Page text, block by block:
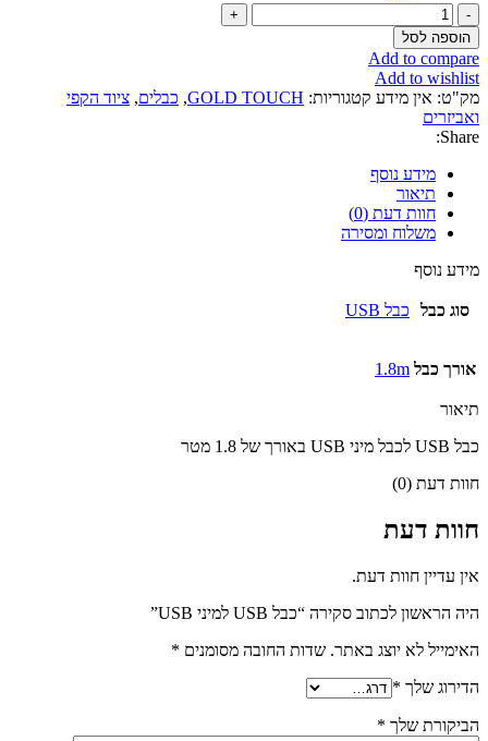
כמות
של
כבל
USB
למיני
USB
הוספה לסל
Add to compare
Add to wishlist
מק"ט: אין מידע קטגוריות: GOLD TOUCH
, כבלים, ציוד הקפי
ואביזרים
Share:
מידע נוסף
תיאור
חוות דעת (0)
משלוח ומסירה
מידע נוסף
סוג כבל כבל USB
אורך כבל 1.8m
תיאור
כבל USB לכבל מיני USB באורך של 1.8 מטר
חוות דעת (0)
חוות דעת
אין עדיין חוות דעת.
היה הראשון לכתוב סקירה “כבל USB למיני USB”
האימייל לא יוצג באתר. שדות החובה מסומנים *
הדירוג שלך *
הביקורת שלך *